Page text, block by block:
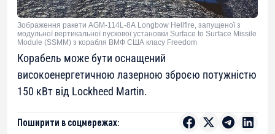
Зображення ракети AGM-114L-8А Longbow Hellfire, запущеної з
модульної вертикальної пускової установки Surface to Surface Missile
Module (SSMM) з корабля ВМФ США класу Freedom
Корабель може бути оснащений
високоенергетичною лазерною зброєю потужністю
150 кВт від Lockheed Martin.
Поширити в соцмережах: